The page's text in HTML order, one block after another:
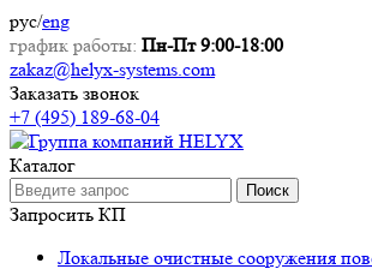
рус/eng
график работы: Пн-Пт 9:00-18:00
zakaz@helyx-systems.com
Заказать звонок
+7 (495) 189-68-04
Каталог
Поиск
Запросить КП
Локальные очистные сооружения